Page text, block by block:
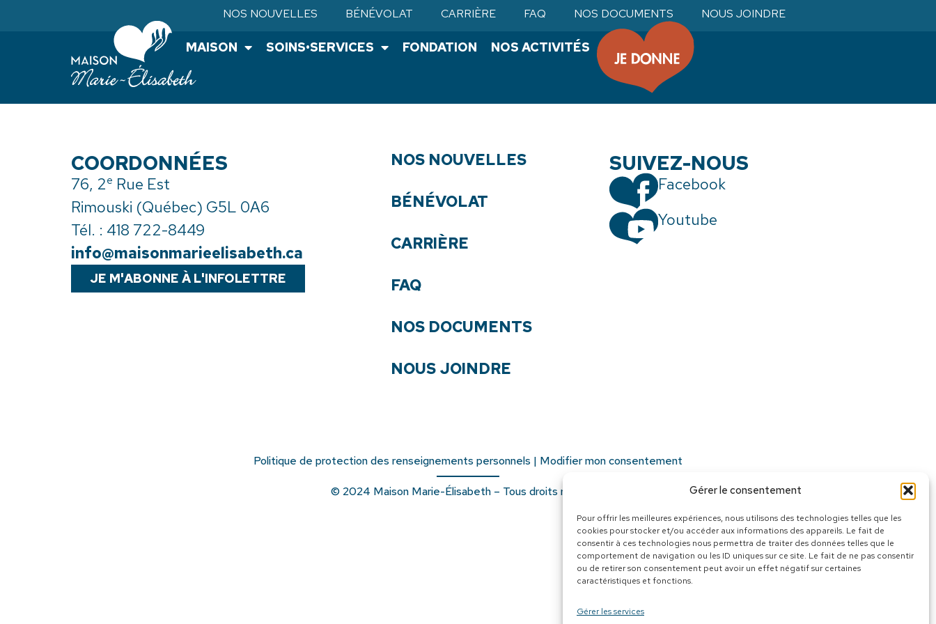
Gérer le consentement
Pour offrir les meilleures expériences, nous utilisons des technologies telles que les
cookies pour stocker et/ou accéder aux informations des appareils. Le fait de
consentir à ces technologies nous permettra de traiter des données telles que le
comportement de navigation ou les ID uniques sur ce site. Le fait de ne pas consentir
ou de retirer son consentement peut avoir un effet négatif sur certaines
caractéristiques et fonctions.
Gérer les services
NOS NOUVELLES BÉNÉVOLAT CARRIÈRE FAQ NOS DOCUMENTS NOUS JOINDRE
MAISON SOINS•SERVICES FONDATION NOS ACTIVITÉS
My Bookings
CONTENTS
COORDONNÉES
76, 2e Rue Est
Rimouski (Québec) G5L 0A6
Tél. : 418 722-8449
info@maisonmarieelisabeth.ca
JE M'ABONNE À L'INFOLETTRE
NOS NOUVELLES
BÉNÉVOLAT
CARRIÈRE
FAQ
NOS DOCUMENTS
NOUS JOINDRE
SUIVEZ-NOUS
Facebook
Youtube
Politique de protection des renseignements personnels | Modifier mon consentement
© 2024 Maison Marie-Élisabeth – Tous droits réservés